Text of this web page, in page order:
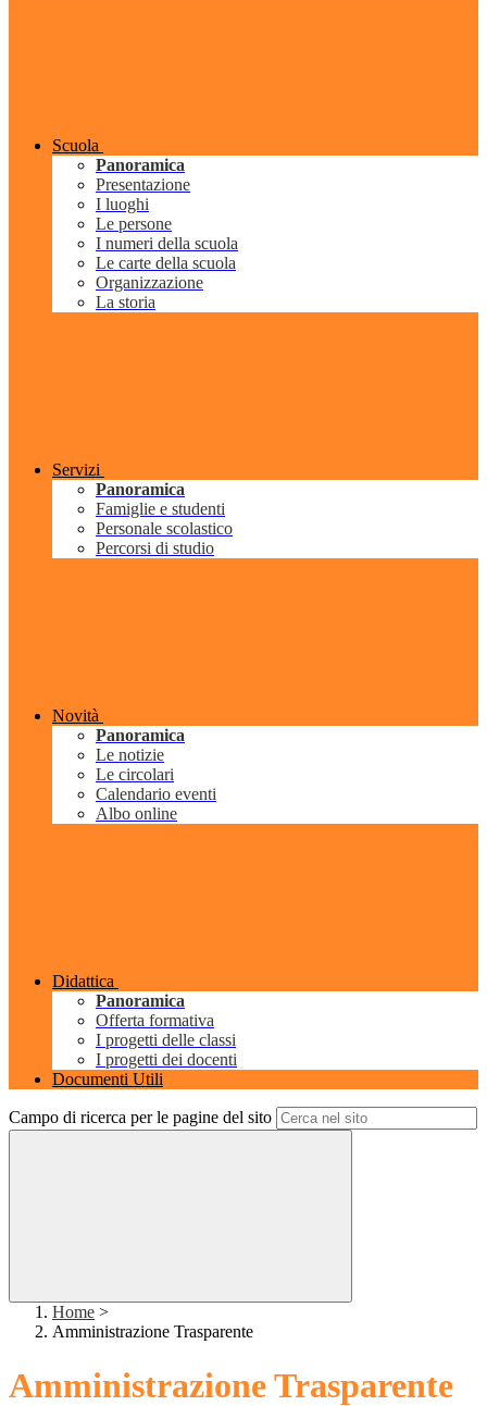
Scuola
Panoramica
Presentazione
I luoghi
Le persone
I numeri della scuola
Le carte della scuola
Organizzazione
La storia
Servizi
Panoramica
Famiglie e studenti
Personale scolastico
Percorsi di studio
Novità
Panoramica
Le notizie
Le circolari
Calendario eventi
Albo online
Didattica
Panoramica
Offerta formativa
I progetti delle classi
I progetti dei docenti
Documenti Utili
Campo di ricerca per le pagine del sito
Home >
Amministrazione Trasparente
Amministrazione Trasparente